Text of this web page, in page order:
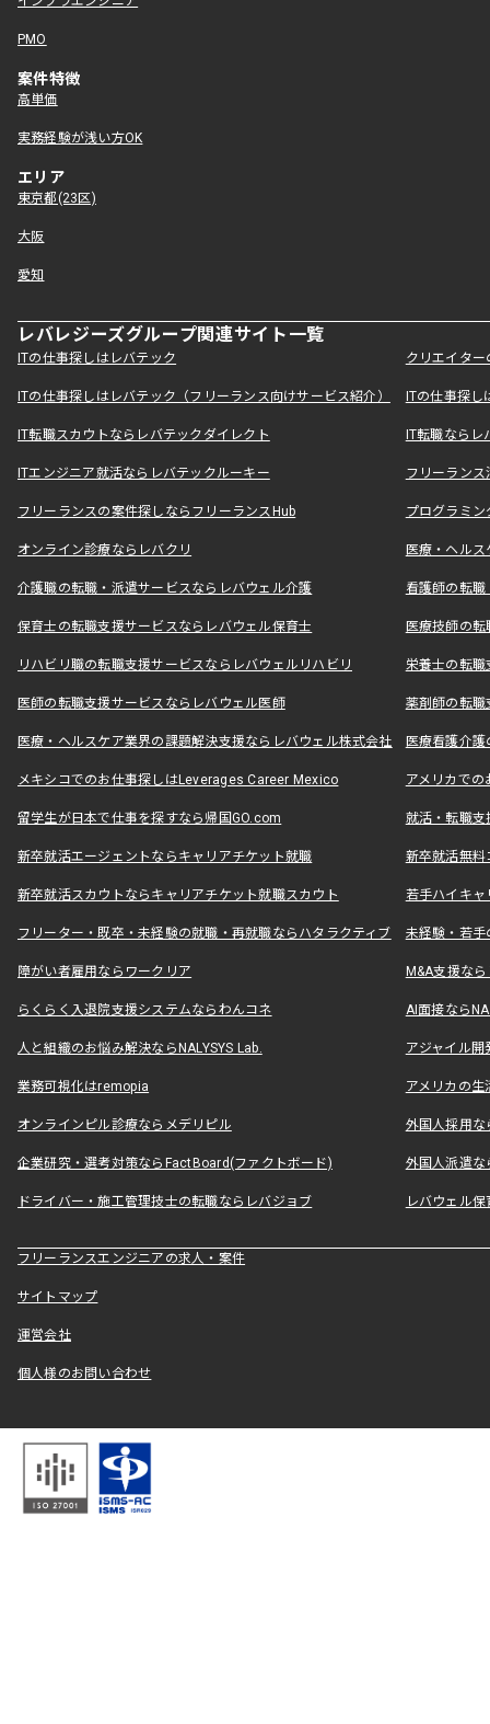
PMO
案件特徴
高単価
実務経験が浅い方OK
エリア
東京都(23区)
大阪
愛知
レバレジーズグループ関連サイト一覧
ITの仕事探しはレバテック クリエイタ
ITの仕事探しはレバテック（フリーランス向けサービス紹介） ITの仕事探
IT転職スカウトならレバテックダイレクト IT転職なら
ITエンジニア就活ならレバテックルーキー フリーラン
フリーランスの案件探しならフリーランスHub プログラミ
オンライン診療ならレバクリ 医療・ヘル
介護職の転職・派遣サービスならレバウェル介護 看護師の転
保育士の転職支援サービスならレバウェル保育士 医療技師の
リハビリ職の転職支援サービスならレバウェルリハビリ 栄養士の転
医師の転職支援サービスならレバウェル医師 薬剤師の転
医療・ヘルスケア業界の課題解決支援ならレバウェル株式会社 医療看護介
メキシコでのお仕事探しはLeverages Career Mexico アメリカで
留学生が日本で仕事を探すなら帰国GO.com 就活・転職
新卒就活エージェントならキャリアチケット就職 新卒就活無料
新卒就活スカウトならキャリアチケット就職スカウト 若手ハイキ
フリーター・既卒・未経験の就職・再就職ならハタラクティブ 未経験・若手
障がい者雇用ならワークリア M&A支援な
らくらく入退院支援システムならわんコネ AI面接なら
人と組織のお悩み解決ならNALYSYS Lab. アジャイル
業務可視化はremopia アメリカの
オンラインピル診療ならメデリピル 外国人採用
企業研究・選考対策ならFactBoard(ファクトボード) 外国人派遣な
ドライバー・施工管理技士の転職ならレバジョブ レバウェル
フリーランスエンジニアの求人・案件
サイトマップ
運営会社
個人様のお問い合わせ